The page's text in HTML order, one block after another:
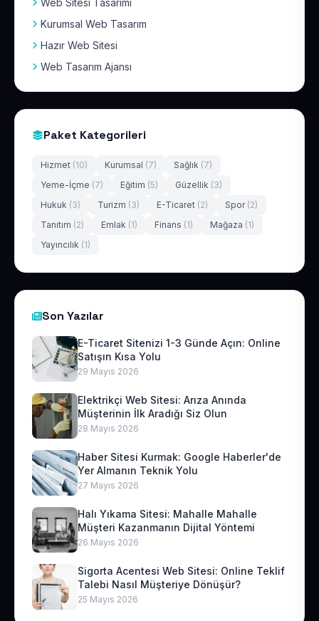
Web Sitesi Tasarımı
Kurumsal Web Tasarım
Hazır Web Sitesi
Web Tasarım Ajansı
Paket Kategorileri
Hizmet (10) Kurumsal (7) Sağlık (7)
Yeme-İçme (7) Eğitim (5) Güzellik (3)
Hukuk (3) Turizm (3) E-Ticaret (2) Spor (2)
Tanıtım (2) Emlak (1) Finans (1) Mağaza (1)
Yayıncılık (1)
Son Yazılar
E-Ticaret Sitenizi 1-3 Günde Açın: Online
Satışın Kısa Yolu
29 Mayıs 2026
Elektrikçi Web Sitesi: Arıza Anında
Müşterinin İlk Aradığı Siz Olun
28 Mayıs 2026
Haber Sitesi Kurmak: Google Haberler'de
Yer Almanın Teknik Yolu
27 Mayıs 2026
Halı Yıkama Sitesi: Mahalle Mahalle
Müşteri Kazanmanın Dijital Yöntemi
26 Mayıs 2026
Sigorta Acentesi Web Sitesi: Online Teklif
Talebi Nasıl Müşteriye Dönüşür?
25 Mayıs 2026